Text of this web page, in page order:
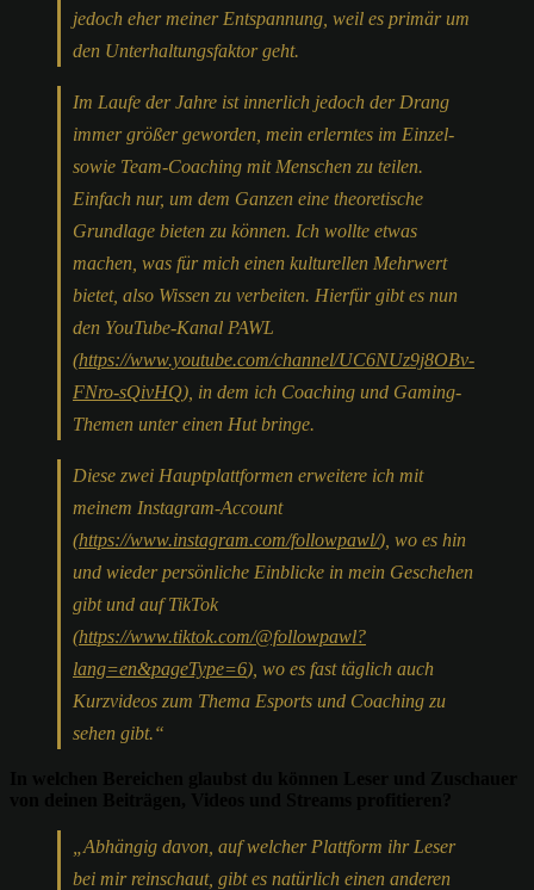
jedoch eher meiner Entspannung, weil es primär um
den Unterhaltungsfaktor geht.
Im Laufe der Jahre ist innerlich jedoch der Drang
immer größer geworden, mein erlerntes im Einzel-
sowie Team-Coaching mit Menschen zu teilen.
Einfach nur, um dem Ganzen eine theoretische
Grundlage bieten zu können. Ich wollte etwas
machen, was für mich einen kulturellen Mehrwert
bietet, also Wissen zu verbeiten. Hierfür gibt es nun
den YouTube-Kanal PAWL
(https://www.youtube.com/channel/UC6NUz9j8OBv-
FNro-sQivHQ), in dem ich Coaching und Gaming-
Themen unter einen Hut bringe.
Diese zwei Hauptplattformen erweitere ich mit
meinem Instagram-Account
(https://www.instagram.com/followpawl/), wo es hin
und wieder persönliche Einblicke in mein Geschehen
gibt und auf TikTok
(https://www.tiktok.com/@followpawl?
lang=en&pageType=6), wo es fast täglich auch
Kurzvideos zum Thema Esports und Coaching zu
sehen gibt.“
„Abhängig davon, auf welcher Plattform ihr Leser
bei mir reinschaut, gibt es natürlich einen anderen